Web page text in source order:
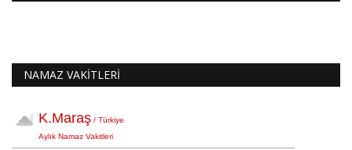
NAMAZ VAKİTLERİ